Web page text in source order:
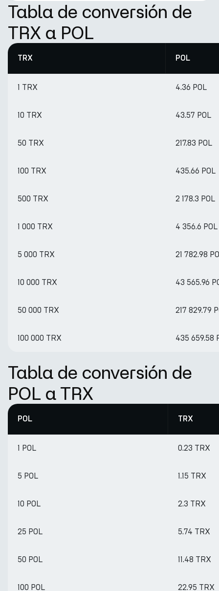
Tabla de conversión de
TRX a POL
TRX POL
1 TRX 4.36 POL
10 TRX 43.57 POL
50 TRX 217.83 POL
100 TRX 435.66 POL
500 TRX 2 178.3 POL
1 000 TRX 4 356.6 POL
5 000 TRX 21 782.98
10 000 TRX 43 565.96
50 000 TRX 217 829.79
100 000 TRX 435 659.58
Tabla de conversión de
POL a TRX
POL TRX
1 POL 0.23 TRX
5 POL 1.15 TRX
10 POL 2.3 TRX
25 POL 5.74 TRX
50 POL 11.48 TRX
100 POL 22.95 TRX